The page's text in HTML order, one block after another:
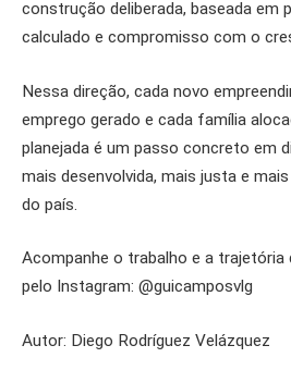
construção deliberada, baseada em
calculado e compromisso com o
Nessa direção, cada novo
emprego gerado e cada família
planejada é um passo concreto em
mais desenvolvida, mais justa e
do país.
Acompanhe o trabalho e a trajetória
pelo Instagram: @guicamposvlg
Autor: Diego Rodríguez Velázquez